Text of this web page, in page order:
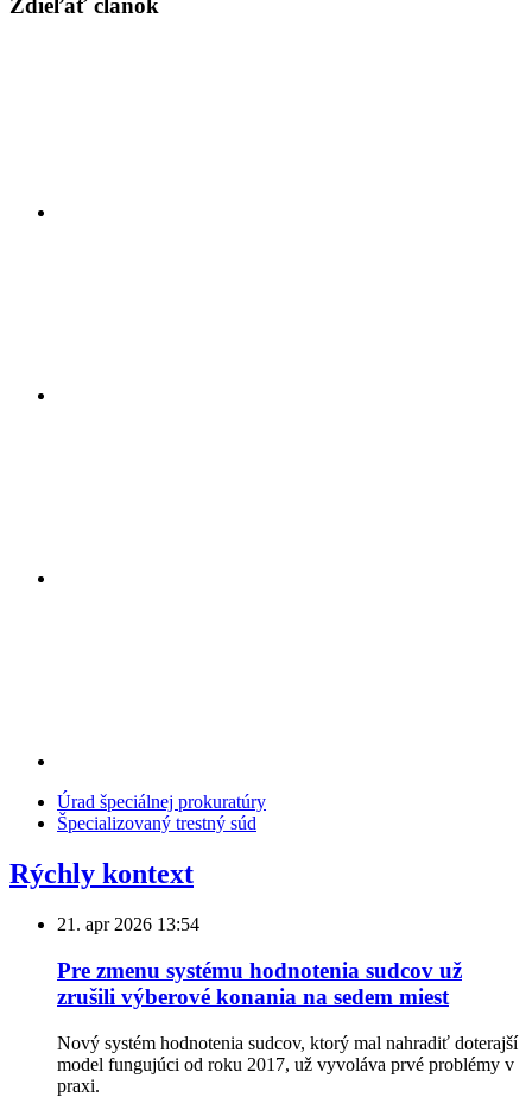
Úrad špeciálnej prokuratúry
Špecializovaný trestný súd
Rýchly kontext
21. apr 2026 13:54
Pre zmenu systému hodnotenia sudcov už
zrušili výberové konania na sedem miest
Nový systém hodnotenia sudcov, ktorý mal nahradiť doterajší
model fungujúci od roku 2017, už vyvoláva prvé problémy v
praxi.